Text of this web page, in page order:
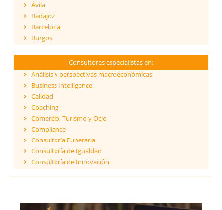
Ávila
Badajoz
Barcelona
Burgos
Cantabria
Castellón
Ceuta
Ciudad Real
Córdoba
Cuenca
Girona
Granada
Guadalajara
Islas Baleares
Consultores especialistas en:
Análisis y perspectivas macroeconómicas
Business Intelligence
Calidad
Coaching
Comercio, Turismo y Ocio
Compliance
Consultoría Funeraria
Consultoría de Igualdad
Consultoría de Innovación
Financiación de proyectos internacionales